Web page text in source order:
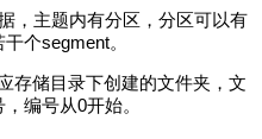
，主题内有分区，分区可以有
个segment。
存储目录下创建的文件夹，文
编号从0开始。